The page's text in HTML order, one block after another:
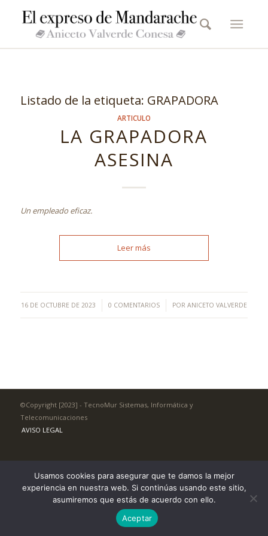
Listado de la etiqueta: GRAPADORA
ARTICULO
LA GRAPADORA
ASESINA
Un empleado eficaz.
Leer más
16 DE OCTUBRE DE 2023
/ 0 COMENTARIOS
/ POR ANICETO VALVERDE
©Copyright [2023] - TecnoMur Sistemas, Informática y
Telecomunicaciones
AVISO LEGAL
Usamos cookies para asegurar que te damos la mejor
experiencia en nuestra web. Si continúas usando este sitio,
asumiremos que estás de acuerdo con ello.
Aceptar